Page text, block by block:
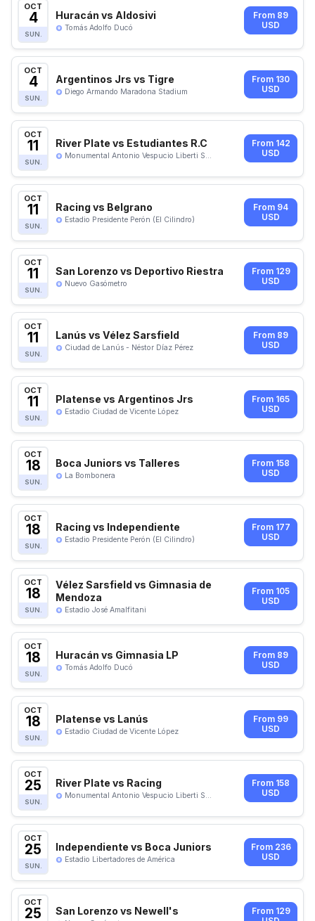
OCT
4
SUN.
Huracán vs Aldosivi
Tomás Adolfo Ducó
From 89
USD
OCT
4
SUN.
Argentinos Jrs vs Tigre
Diego Armando Maradona Stadium
From 130
USD
OCT
11
SUN.
River Plate vs Estudiantes R.C
Monumental Antonio Vespucio Liberti S...
From 142
USD
OCT
11
SUN.
Racing vs Belgrano
Estadio Presidente Perón (El Cilindro)
From 94
USD
OCT
11
SUN.
San Lorenzo vs Deportivo Riestra
Nuevo Gasómetro
From 129
USD
OCT
11
SUN.
Lanús vs Vélez Sarsfield
Ciudad de Lanús - Néstor Díaz Pérez
From 89
USD
OCT
11
SUN.
Platense vs Argentinos Jrs
Estadio Ciudad de Vicente López
From 165
USD
OCT
18
SUN.
Boca Juniors vs Talleres
La Bombonera
From 158
USD
OCT
18
SUN.
Racing vs Independiente
Estadio Presidente Perón (El Cilindro)
From 177
USD
OCT
18
SUN.
Vélez Sarsfield vs Gimnasia de
Mendoza
Estadio José Amalfitani
From 105
USD
OCT
18
SUN.
Huracán vs Gimnasia LP
Tomás Adolfo Ducó
From 89
USD
OCT
18
SUN.
Platense vs Lanús
Estadio Ciudad de Vicente López
From 99
USD
OCT
25
SUN.
River Plate vs Racing
Monumental Antonio Vespucio Liberti S...
From 158
USD
OCT
25
SUN.
Independiente vs Boca Juniors
Estadio Libertadores de América
From 236
USD
OCT
25 San Lorenzo vs Newell's
From 129